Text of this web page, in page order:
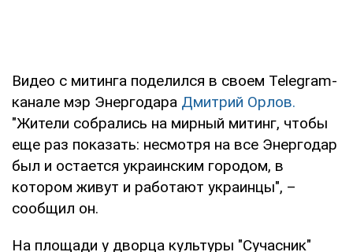
Видео с митинга поделился в своем Telegram-
канале мэр Энергодара Дмитрий Орлов.
"Жители собрались на мирный митинг, чтобы
еще раз показать: несмотря на все Энергодар
был и остается украинским городом, в
котором живут и работают украинцы", –
сообщил он.
На площади у дворца культуры "Сучасник"